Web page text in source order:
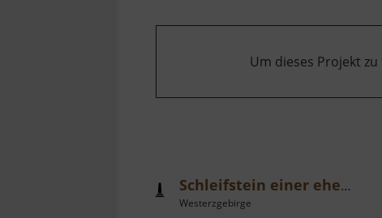
Um dieses Projekt
Schleifstein einer ehemaligen Papiermühle
Westerzgebirge